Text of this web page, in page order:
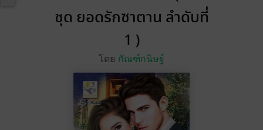
ชุด ยอดรักซาตาน ลำดับที่
1 )
โดย กัณฑ์กนิษฐ์